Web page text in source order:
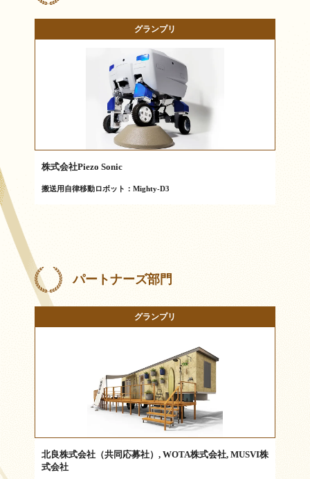
グランプリ
株式会社Piezo Sonic
搬送用自律移動ロボット：Mighty-D3
パートナーズ部門
グランプリ
北良株式会社（共同応募社）, WOTA株式会社, MUSVI株
式会社